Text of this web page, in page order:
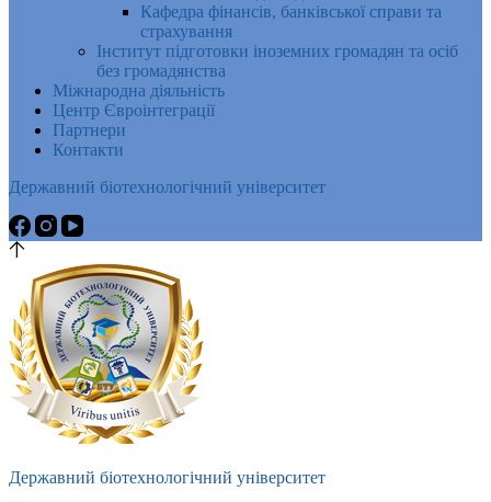
Кафедра фінансів, банківської справи та
страхування
Інститут підготовки іноземних громадян та осіб
без громадянства
Міжнародна діяльність
Центр Євроінтеграції
Партнери
Контакти
Державний біотехнологічний університет
Державний біотехнологічний університет